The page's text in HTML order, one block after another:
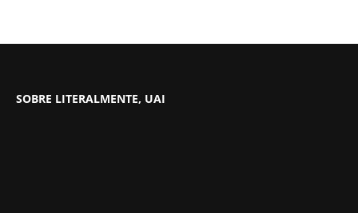
SOBRE LITERALMENTE, UAI